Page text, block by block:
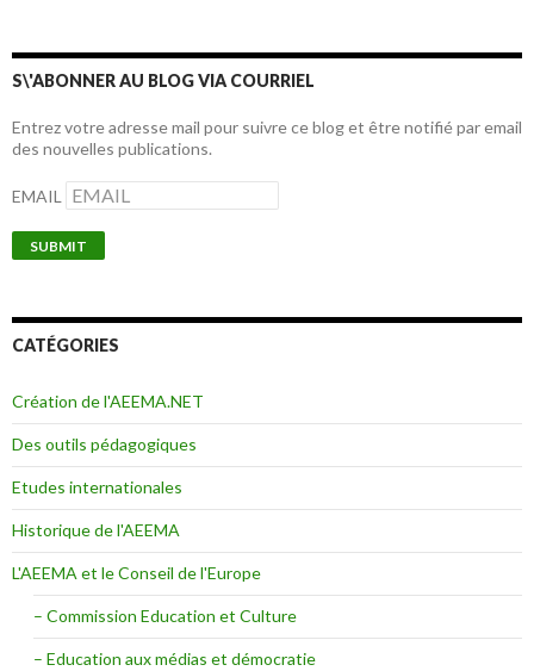
S\'ABONNER AU BLOG VIA COURRIEL
Entrez votre adresse mail pour suivre ce blog et être notifié par email
des nouvelles publications.
EMAIL
CATÉGORIES
Création de l'AEEMA.NET
Des outils pédagogiques
Etudes internationales
Historique de l'AEEMA
L'AEEMA et le Conseil de l'Europe
– Commission Education et Culture
– Education aux médias et démocratie